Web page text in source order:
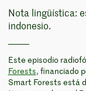
Nota lingüística:
indonesio.
Este episodio
Forests, financiado
Smart Forests está